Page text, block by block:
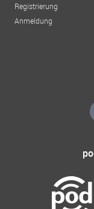
Registrierung
Anmeldung